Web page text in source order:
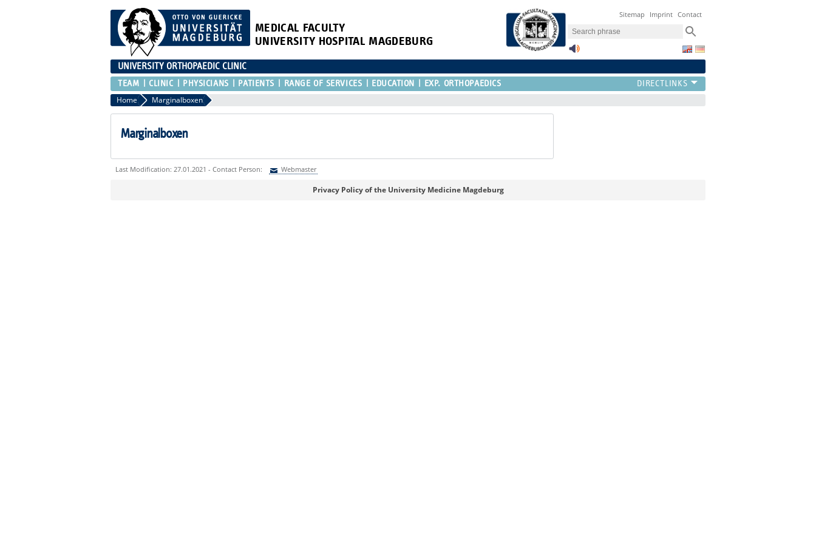
MEDICAL FACULTY
UNIVERSITY HOSPITAL MAGDEBURG
Sitemap Imprint Contact
UNIVERSITY ORTHOPAEDIC CLINIC
TEAM CLINIC PHYSICIANS PATIENTS RANGE OF SERVICES EDUCATION EXP. ORTHOPAEDICS
Home Marginalboxen
Marginalboxen
Last Modification: 27.01.2021 - Contact Person: Webmaster
Privacy Policy of the University Medicine Magdeburg